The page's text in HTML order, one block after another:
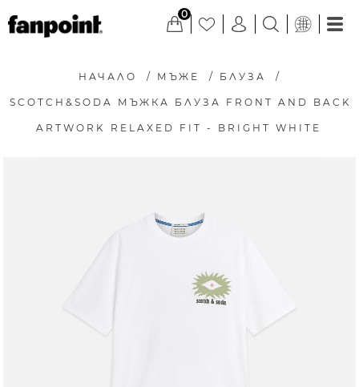
0
НАЧАЛО / МЪЖЕ / БЛУЗА /
SCOTCH&SODA МЪЖКА БЛУЗА FRONT AND BACK
ARTWORK RELAXED FIT - BRIGHT WHITE